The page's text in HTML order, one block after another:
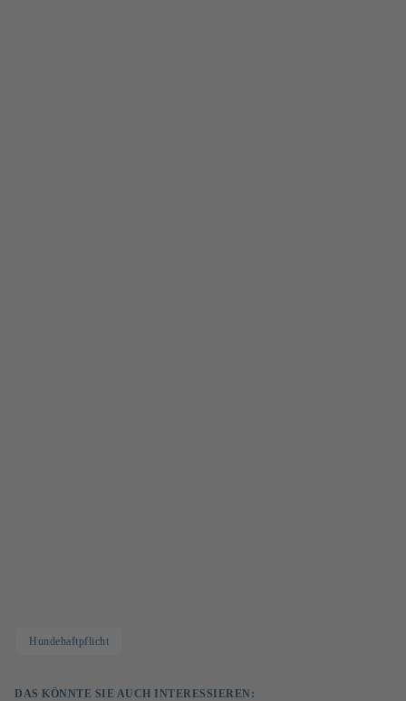
Hundehaftpflicht
DAS KÖNNTE SIE AUCH INTERESSIEREN: